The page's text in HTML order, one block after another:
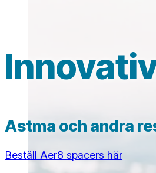
Astma och andra
Beställ Aer8 spacers här